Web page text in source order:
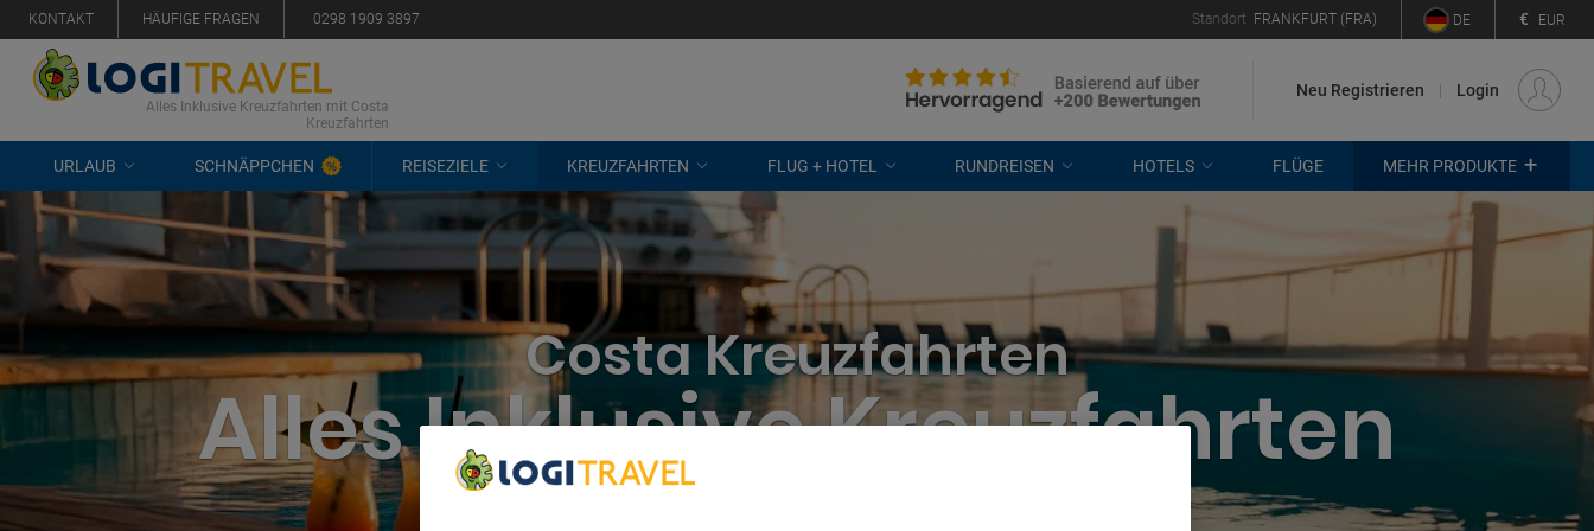
KONTAKT HÄUFIGE FRAGEN 0298 1909 3897 Standort FRANKFURT (FRA) DE € EUR
Alles Inklusive Kreuzfahrten mit Costa
Kreuzfahrten
Neu Registrieren Login
URLAUB SCHNÄPPCHEN REISEZIELE KREUZFAHRTEN FLUG + HOTEL RUNDREISEN HOTELS FLÜGE MEHR PRODUKTE +
Costa Kreuzfahrten
Alles Inklusive Kreuzfahrten